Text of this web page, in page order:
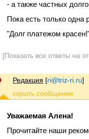
- а также частных
Пока есть только одна
"Долг платежом
[Показать все ответы на
Редакция [ri@triz-ri.ru]
Уважаемая Алена!
Прочитайте наши